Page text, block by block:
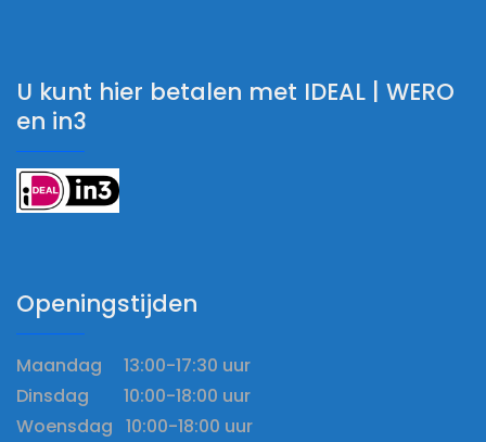
U kunt hier betalen met IDEAL | WERO
en in3
Openingstijden
Maandag 13:00-17:30 uur
Dinsdag 10:00-18:00 uur
Woensdag 10:00-18:00 uur